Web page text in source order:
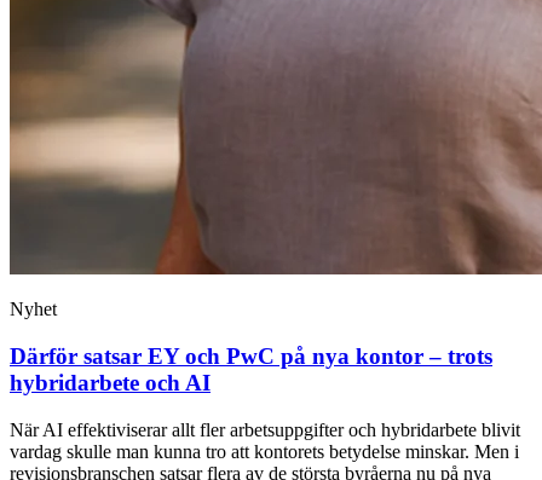
Nyhet
Därför satsar EY och PwC på nya kontor – trots
hybridarbete och AI
När AI effektiviserar allt fler arbetsuppgifter och hybridarbete blivit
vardag skulle man kunna tro att kontorets betydelse minskar. Men i
revisionsbranschen satsar flera av de största byråerna nu på nya